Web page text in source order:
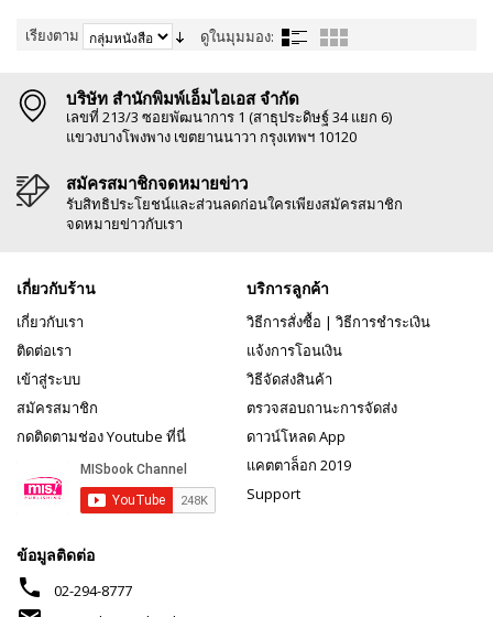
เรียงตาม ดูในมุมมอง:
บริษัท สำนักพิมพ์เอ็มไอเอส จำกัด
เลขที่ 213/3 ซอยพัฒนาการ 1 (สาธุประดิษฐ์ 34 แยก 6)
แขวงบางโพงพาง เขตยานนาวา กรุงเทพฯ 10120
สมัครสมาชิกจดหมายข่าว
รับสิทธิประโยชน์และส่วนลดก่อนใครเพียงสมัครสมาชิก
จดหมายข่าวกับเรา
เกี่ยวกับร้าน
เกี่ยวกับเรา
ติดต่อเรา
เข้าสู่ระบบ
สมัครสมาชิก
กดติดตามช่อง Youtube ที่นี่
บริการลูกค้า
วิธีการสั่งซื้อ | วิธีการชำระเงิน
แจ้งการโอนเงิน
วิธีจัดส่งสินค้า
ตรวจสอบถานะการจัดส่ง
ดาวน์โหลด App
แคตตาล็อก 2019
Support
ข้อมูลติดต่อ
phone 02-294-8777